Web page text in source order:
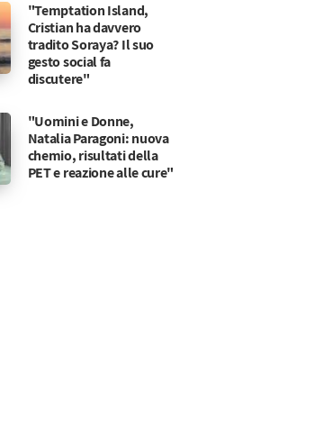
aereo durante le vacanze
"Temptation Island,
Cristian ha davvero
tradito Soraya? Il suo
gesto social fa
discutere"
"Uomini e Donne,
Natalia Paragoni: nuova
chemio, risultati della
PET e reazione alle cure"